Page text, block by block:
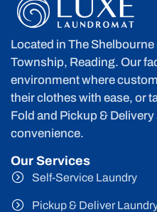
Located in The
Township, Reading. Our
environment where
their clothes with ease, or
Fold and Pickup &
convenience.
Our Services
Self-Service Laundry
Pickup & Deliver